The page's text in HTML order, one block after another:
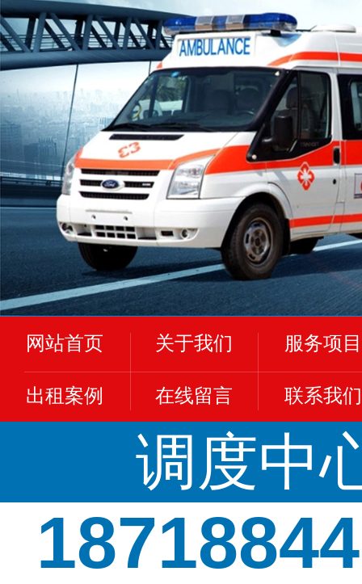
网站首页 关于我们 服务项目
出租案例 在线留言 联系我们
调度中